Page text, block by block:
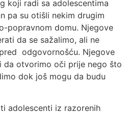
koji radi sa adolescentima
pa su otišli nekim drugim
popravnom domu. Njegove
da se sažalimo, ali ne
odgovornošću. Njegove
da otvorimo oči prije nego što
dok još mogu da budu
adolescenti iz razorenih